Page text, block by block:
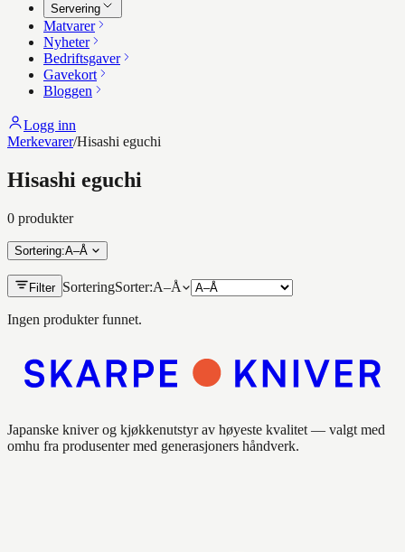
Servering
Matvarer
Nyheter
Bedriftsgaver
Gavekort
Bloggen
Logg inn
Merkevarer/Hisashi eguchi
Hisashi eguchi
0 produkter
Sortering:A–Å
Filter SorteringSorter:A–Å
Ingen produkter funnet.
Japanske kniver og kjøkkenutstyr av høyeste kvalitet — valgt med
omhu fra produsenter med generasjoners håndverk.